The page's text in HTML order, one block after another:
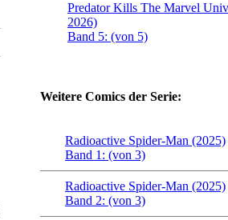
Predator Kills The Marvel
2026)
Band 5: (von 5)
Weitere Comics der Serie:
Radioactive Spider-Man (2025)
Band 1: (von 3)
Radioactive Spider-Man (2025)
Band 2: (von 3)